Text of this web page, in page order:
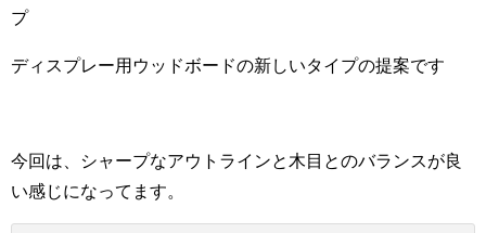
プ
ディスプレー用ウッドボードの新しいタイプの提案です
今回は、シャープなアウトラインと木目とのバランスが良
い感じになってます。